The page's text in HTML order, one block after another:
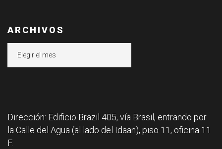
ARCHIVOS
Dirección: Edificio Brazil 405, vía Brasil, entrando por
la Calle del Agua (al lado del Idaan), piso 11, oficina 11
F.